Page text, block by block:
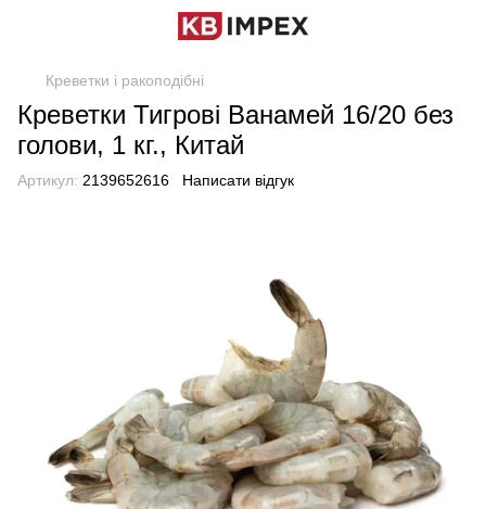
Креветки і ракоподібні
Креветки Тигрові Ванамей 16/20 без
голови, 1 кг., Китай
Артикул: 2139652616 Написати відгук